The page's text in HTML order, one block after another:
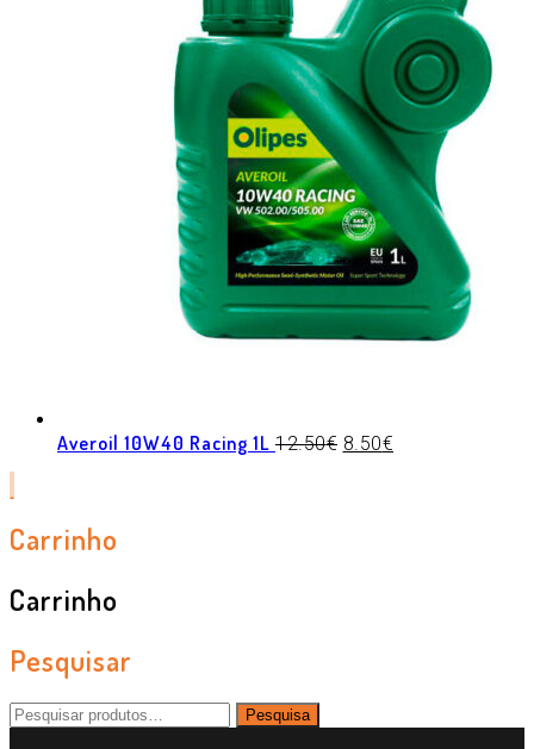
Averoil 10W40 Racing 1L 12.50€ 8.50€
Carrinho
Carrinho
Pesquisar
Pesquisar
por:
Pesquisa